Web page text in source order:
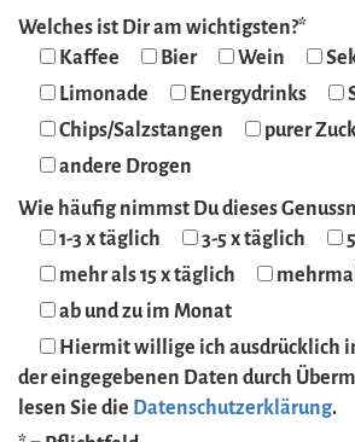
Welches ist Dir am wichtigsten?*
Kaffee
Bier Wein
Limonade
Energydrinks
Chips/Salzstangen
purer
andere Drogen
Wie häufig nimmst Du dieses
1-3 x täglich
3-5 x täglich
mehr als 15 x täglich
ab und zu im Monat
Hiermit willige ich ausdrücklich
der eingegebenen Daten durch
lesen Sie die Datenschutzerklärung.